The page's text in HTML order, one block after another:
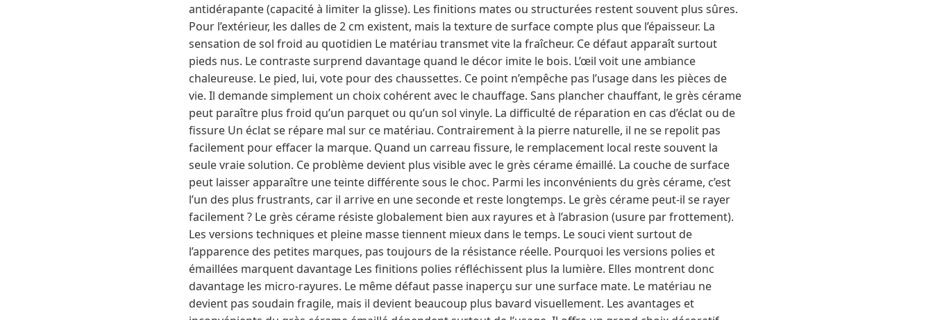
antidérapante (capacité à limiter la glisse). Les finitions mates ou structurées restent souvent plus sûres.
Pour l’extérieur, les dalles de 2 cm existent, mais la texture de surface compte plus que l’épaisseur. La
sensation de sol froid au quotidien Le matériau transmet vite la fraîcheur. Ce défaut apparaît surtout
pieds nus. Le contraste surprend davantage quand le décor imite le bois. L’œil voit une ambiance
chaleureuse. Le pied, lui, vote pour des chaussettes. Ce point n’empêche pas l’usage dans les pièces de
vie. Il demande simplement un choix cohérent avec le chauffage. Sans plancher chauffant, le grès cérame
peut paraître plus froid qu’un parquet ou qu’un sol vinyle. La difficulté de réparation en cas d’éclat ou de
fissure Un éclat se répare mal sur ce matériau. Contrairement à la pierre naturelle, il ne se repolit pas
facilement pour effacer la marque. Quand un carreau fissure, le remplacement local reste souvent la
seule vraie solution. Ce problème devient plus visible avec le grès cérame émaillé. La couche de surface
peut laisser apparaître une teinte différente sous le choc. Parmi les inconvénients du grès cérame, c’est
l’un des plus frustrants, car il arrive en une seconde et reste longtemps. Le grès cérame peut-il se rayer
facilement ? Le grès cérame résiste globalement bien aux rayures et à l’abrasion (usure par frottement).
Les versions techniques et pleine masse tiennent mieux dans le temps. Le souci vient surtout de
l’apparence des petites marques, pas toujours de la résistance réelle. Pourquoi les versions polies et
émaillées marquent davantage Les finitions polies réfléchissent plus la lumière. Elles montrent donc
davantage les micro-rayures. Le même défaut passe inaperçu sur une surface mate. Le matériau ne
devient pas soudain fragile, mais il devient beaucoup plus bavard visuellement. Les avantages et